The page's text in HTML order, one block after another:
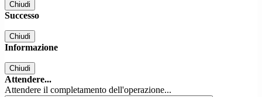
Chiudi
Successo
Chiudi
Informazione
Chiudi
Attendere...
Attendere il completamento dell'operazione...